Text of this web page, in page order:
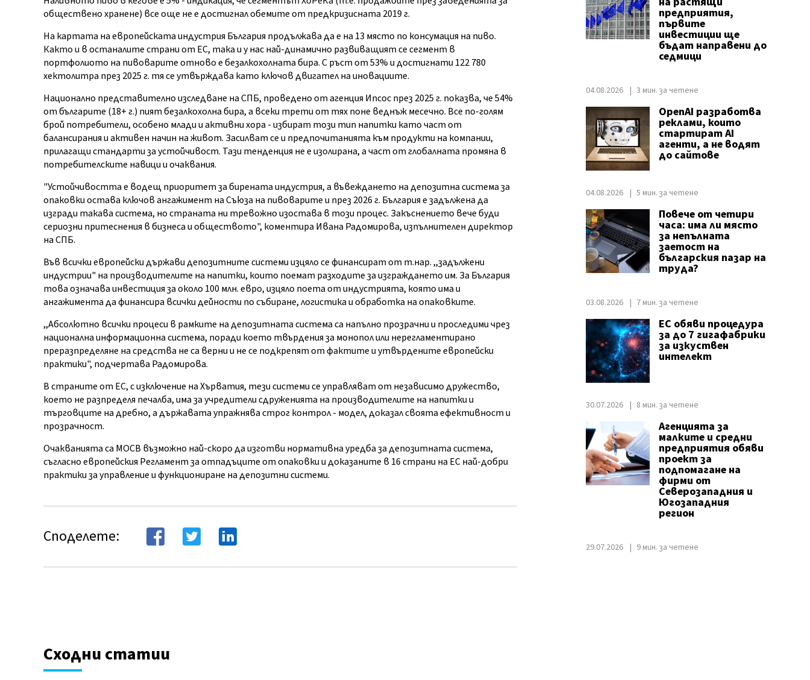
обществено хранене) все още не е достигнал обемите от предкризисната 2019 г.
На картата на европейската индустрия България продължава да е на 13 място по консумация на пиво.
Както и в останалите страни от ЕС, така и у нас най-динамично развиващият се сегмент в
портфолиото на пивоварите отново е безалкохолната бира. С ръст от 53% и достигнати 122 780
хектолитра през 2025 г. тя се утвърждава като ключов двигател на иновациите.
Национално представително изследване на СПБ, проведено от агенция Ипсос през 2025 г. показва, че 54%
от българите (18+ г.) пият безалкохолна бира, а всеки трети от тях поне веднъж месечно. Все по-голям
брой потребители, особено млади и активни хора - избират този тип напитки като част от
балансирания и активен начин на живот. Засилват се и предпочитанията към продукти на компании,
прилагащи стандарти за устойчивост. Тази тенденция не е изолирана, а част от глобалната промяна в
потребителските навици и очаквания.
"Устойчивостта е водещ приоритет за бирената индустрия, а въвеждането на депозитна система за
опаковки остава ключов ангажимент на Съюза на пивоварите и през 2026 г. България е задължена да
изгради такава система, но страната ни тревожно изостава в този процес. Закъснението вече буди
сериозни притеснения в бизнеса и обществото", коментира Ивана Радомирова, изпълнителен директор
на СПБ.
Във всички европейски държави депозитните системи изцяло се финансират от т.нар. ,,задължени
индустрии" на производителите на напитки, които поемат разходите за изграждането им. За България
това означава инвестиция за около 100 млн. евро, изцяло поета от индустрията, която има и
ангажимента да финансира всички дейности по събиране, логистика и обработка на опаковките.
,,Абсолютно всички процеси в рамките на депозитната система са напълно прозрачни и проследими чрез
национална информационна система, поради което твърдения за монопол или нерегламентирано
преразпределяне на средства не са верни и не се подкрепят от фактите и утвърдените европейски
практики", подчертава Радомирова.
В страните от ЕС, с изключение на Хърватия, тези системи се управляват от независимо дружество,
което не разпределя печалба, има за учредители сдруженията на производителите на напитки и
търговците на дребно, а държавата упражнява строг контрол - модел, доказал своята ефективност и
прозрачност.
Очакванията са МОСВ възможно най-скоро да изготви нормативна уредба за депозитната система,
съгласно европейския Регламент за отпадъците от опаковки и доказаните в 16 страни на ЕС най-добри
практики за управление и функциониране на депозитни системи.
Споделете:
предприятия,
първите
инвестиции ще
бъдат направени до
седмици
04.08.2026 3 мин. за четене
OpenAI разработва
реклами, които
стартират AI
агенти, а не водят
до сайтове
04.08.2026 5 мин. за четене
Повече от четири
часа: има ли място
за непълната
заетост на
българския пазар на
труда?
03.08.2026 7 мин. за четене
ЕС обяви процедура
за до 7 гигафабрики
за изкуствен
интелект
30.07.2026 8 мин. за четене
Агенцията за
малките и средни
предприятия обяви
проект за
подпомагане на
фирми от
Северозападния и
Югозападния
регион
29.07.2026 9 мин. за четене
Сходни статии